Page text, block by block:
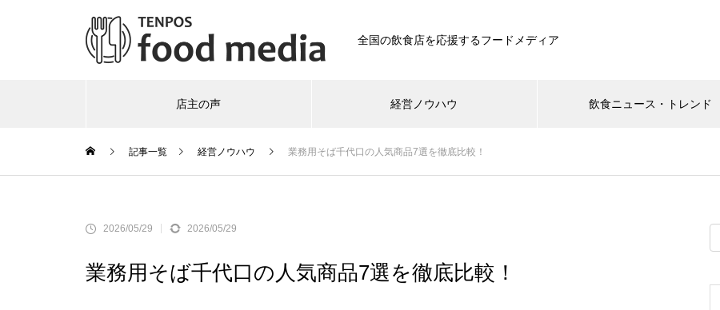
全国の飲食店を応援するフードメディア
店主の声 経営ノウハウ 飲食ニュース・トレンド
記事一覧 経営ノウハウ 業務用そば千代口の人気商品7選を徹底比較！
2026/05/29 2026/05/29
業務用そば千代口の人気商品7選を徹底比較！